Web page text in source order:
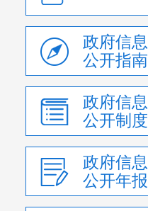
政府信息
公开指南
政府信息
公开制度
政府信息
公开年报